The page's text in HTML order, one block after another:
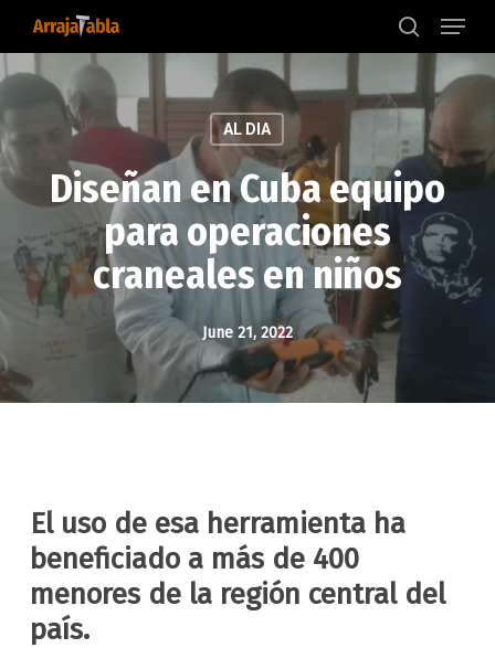
main
search
Menu
AL DIA
Diseñan en Cuba equipo
para operaciones
craneales en niños
June 21, 2022
El uso de esa herramienta ha
beneficiado a más de 400
menores de la región central del
país.